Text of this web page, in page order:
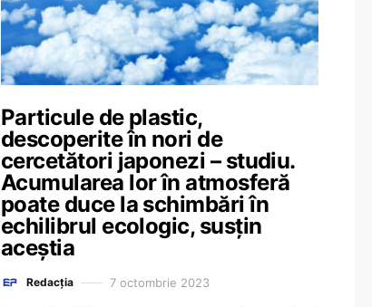
Particule de plastic,
descoperite în nori de
cercetători japonezi – studiu.
Acumularea lor în atmosferă
poate duce la schimbări în
echilibrul ecologic, susțin
aceștia
Redacția 7 octombrie 2023